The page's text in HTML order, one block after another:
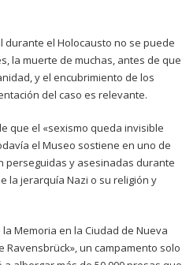
el Holocausto no se puede
la muerte de muchas, antes de que
y el encubrimiento de los
del caso es relevante.
que el «sexismo queda invisible
el Museo sostiene en uno de
perseguidas y asesinadas durante
la jerarquía Nazi o su religión y
Memoria en la Ciudad de Nueva
Ravensbrück», un campamento solo